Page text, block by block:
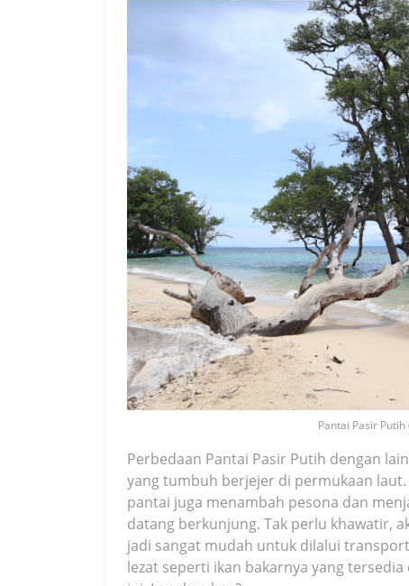
Pantai Pasir
Perbedaan Pantai Pasir Putih dengan
yang tumbuh berjejer di permukaan
pantai juga menambah pesona dan
datang berkunjung. Tak perlu khawatir,
jadi sangat mudah untuk dilalui
lezat seperti ikan bakarnya yang